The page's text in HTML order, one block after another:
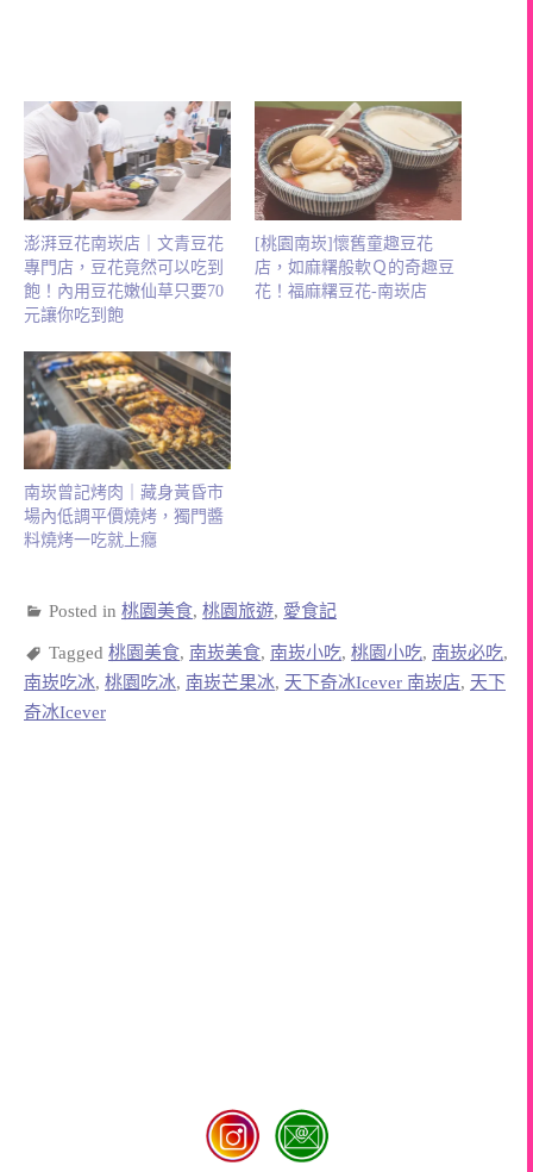
澎湃豆花南崁店｜文青豆花
專門店，豆花竟然可以吃到
飽！內用豆花嫩仙草只要70
元讓你吃到飽
[桃園南崁]懷舊童趣豆花
店，如麻糬般軟Ｑ的奇趣豆
花！福麻糬豆花-南崁店
南崁曾記烤肉｜藏身黃昏市
場內低調平價燒烤，獨門醬
料燒烤一吃就上癮
Posted in 桃園美食, 桃園旅遊, 愛食記
Tagged 桃園美食, 南崁美食, 南崁小吃, 桃園小吃, 南崁必吃,
南崁吃冰, 桃園吃冰, 南崁芒果冰, 天下奇冰Icever 南崁店, 天下
奇冰Icever